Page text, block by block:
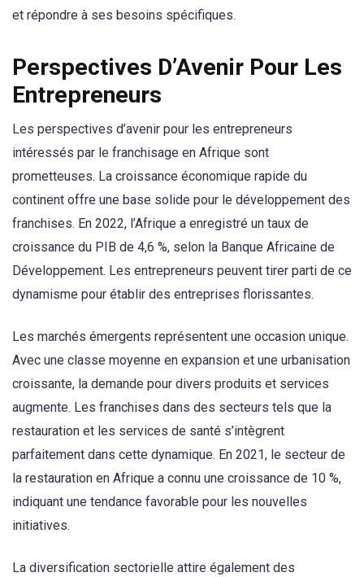
et répondre à ses besoins spécifiques.
Perspectives D’Avenir Pour Les
Entrepreneurs
Les perspectives d’avenir pour les entrepreneurs
intéressés par le franchisage en Afrique sont
prometteuses. La croissance économique rapide du
continent offre une base solide pour le développement des
franchises. En 2022, l’Afrique a enregistré un taux de
croissance du PIB de 4,6 %, selon la Banque Africaine de
Développement. Les entrepreneurs peuvent tirer parti de ce
dynamisme pour établir des entreprises florissantes.
Les marchés émergents représentent une occasion unique.
Avec une classe moyenne en expansion et une urbanisation
croissante, la demande pour divers produits et services
augmente. Les franchises dans des secteurs tels que la
restauration et les services de santé s’intègrent
parfaitement dans cette dynamique. En 2021, le secteur de
la restauration en Afrique a connu une croissance de 10 %,
indiquant une tendance favorable pour les nouvelles
initiatives.
La diversification sectorielle attire également des